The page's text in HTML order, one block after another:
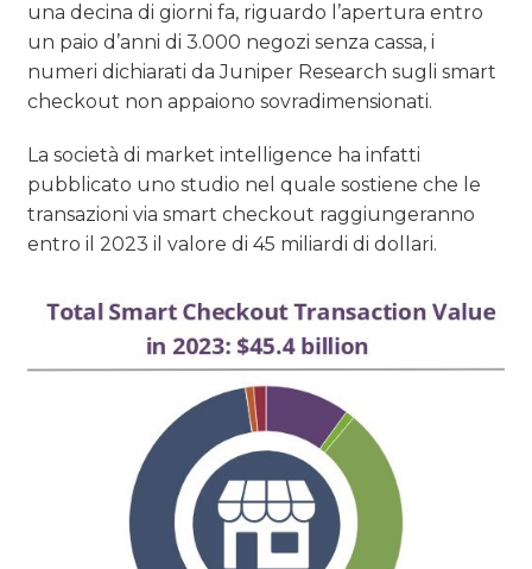
una decina di giorni fa, riguardo l’apertura entro
un paio d’anni di 3.000 negozi senza cassa, i
numeri dichiarati da Juniper Research sugli smart
checkout non appaiono sovradimensionati.
La società di market intelligence ha infatti
pubblicato uno studio nel quale sostiene che le
transazioni via smart checkout raggiungeranno
entro il 2023 il valore di 45 miliardi di dollari.